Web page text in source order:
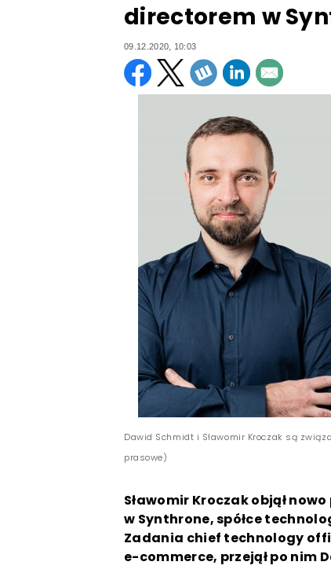
directorem w
09.12.2020, 10:03
Dawid Schmidt i Sławomir Kroczak są
prasowe)
Sławomir Kroczak objął
w Synthrone, spółce
Zadania chief technology
e-commerce, przejął po nim